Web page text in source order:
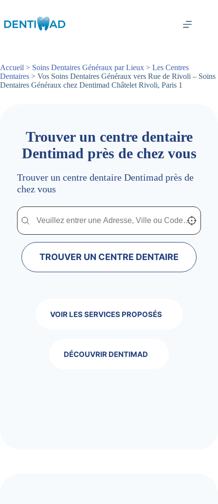
contenu
Accueil > Soins Dentaires Généraux par Lieux > Les Centres
Dentaires > Vos Soins Dentaires Généraux vers Rue de Rivoli – Soins
Dentaires Généraux chez Dentimad Châtelet Rivoli, Paris 1
Trouver un centre dentaire
Dentimad près de chez vous
Trouver un centre dentaire Dentimad près de
chez vous
Trouver un centre dentaire Dentimad près de
Trouver un centre dentaire Dentimad près de chez vous Localisez-
TROUVER UN CENTRE DENTAIRE
VOIR LES SERVICES PROPOSÉS
DÉCOUVRIR DENTIMAD